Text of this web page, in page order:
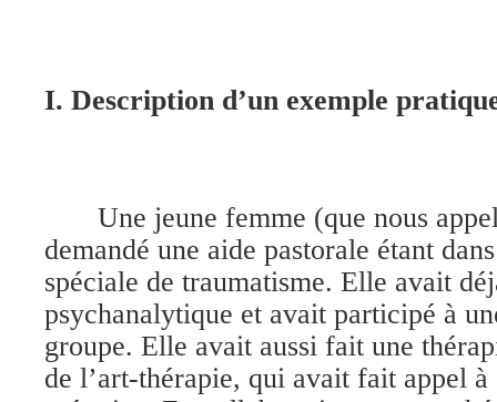
I. Description d’un exemple
Une jeune femme (que nous
demandé une aide pastorale étant
spéciale de traumatisme. Elle avait
psychanalytique et avait participé à
groupe. Elle avait aussi fait une
de l’art-thérapie, qui avait fait appel